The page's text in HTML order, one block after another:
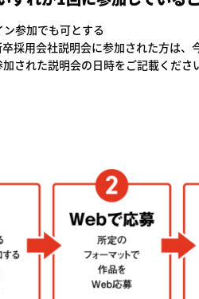
参加でも可とする
採用会社説明会に参加された方は、
された説明会の日時をご記載くださ